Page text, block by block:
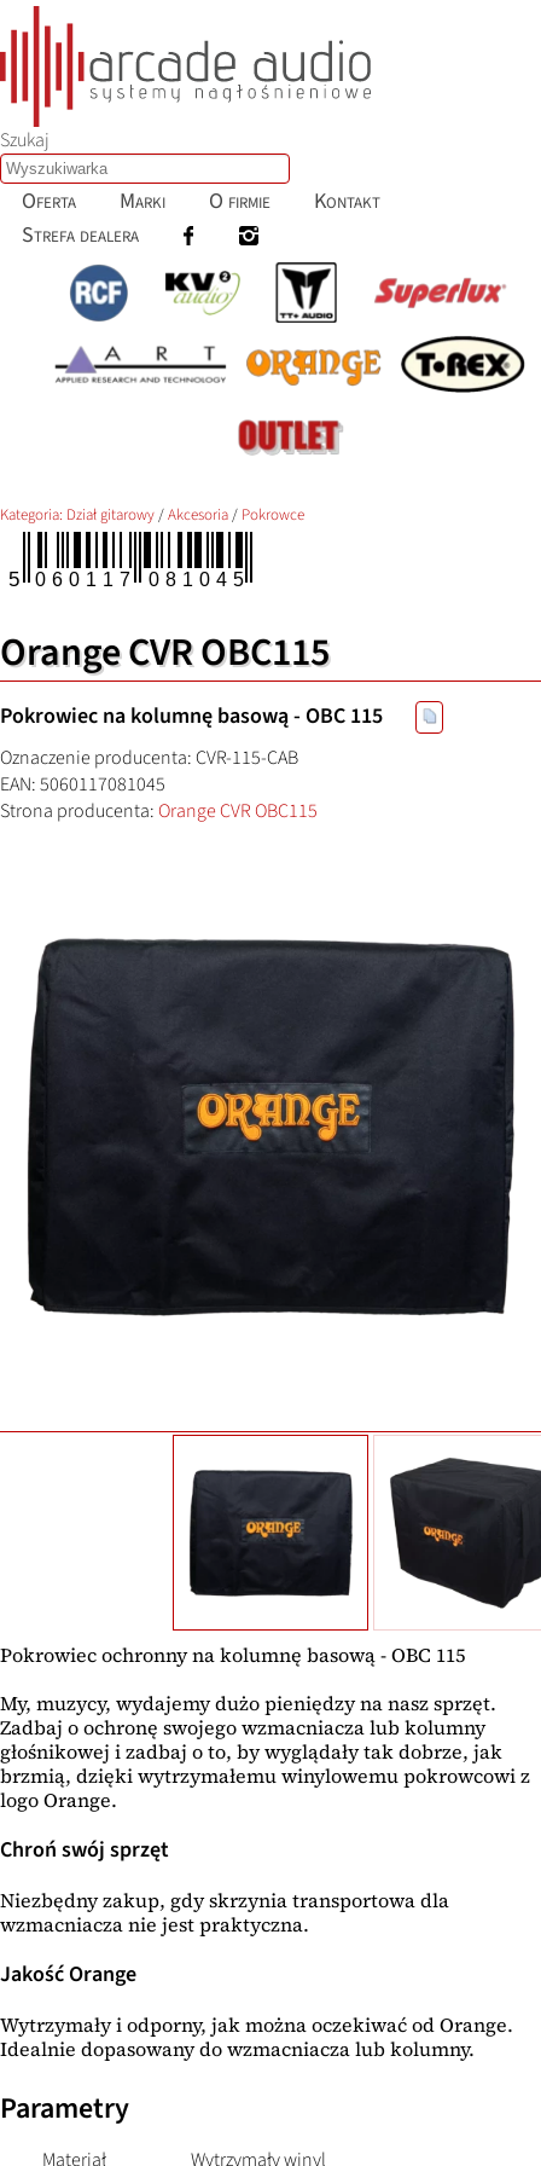
Szukaj
Oferta Marki O firmie
Kontakt
Strefa dealera
Kategoria: Dział gitarowy/Akcesoria/ Pokrowce
Orange CVR OBC115
Pokrowiec na kolumnę basową - OBC 115
Oznaczenie producenta: CVR-115-CAB
EAN: 5060117081045
Strona producenta:Orange CVR OBC115
Pokrowiec ochronny na kolumnę basową - OBC 115
My, muzycy, wydajemy dużo pieniędzy na nasz sprzęt.
Zadbaj o ochronę swojego wzmacniacza lub kolumny
głośnikowej i zadbaj o to, by wyglądały tak dobrze, jak
brzmią, dzięki wytrzymałemu winylowemu pokrowcowi z
logo Orange.
Chroń swój sprzęt
Niezbędny zakup, gdy skrzynia transportowa dla
wzmacniacza nie jest praktyczna.
Jakość Orange
Wytrzymały i odporny, jak można oczekiwać od Orange.
Idealnie dopasowany do wzmacniacza lub kolumny.
Parametry
Materiał Wytrzymały winyl